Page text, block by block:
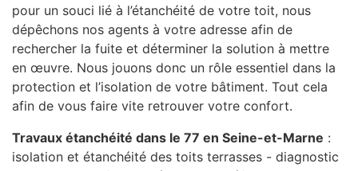
pour un souci lié à l’étanchéité de votre toit, nous
dépêchons nos agents à votre adresse afin de
rechercher la fuite et déterminer la solution à mettre
en œuvre. Nous jouons donc un rôle essentiel dans la
protection et l’isolation de votre bâtiment. Tout cela
afin de vous faire vite retrouver votre confort.
Travaux étanchéité dans le 77 en Seine-et-Marne ‎ :
isolation et étanchéité des toits terrasses - diagnostic